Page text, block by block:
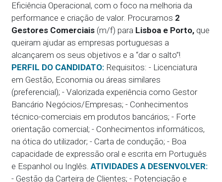
Eficiência Operacional, com o foco na melhoria da
performance e criação de valor. Procuramos 2
Gestores Comerciais (m/f) para Lisboa e Porto, que
queiram ajudar as empresas portuguesas a
alcançarem os seus objetivos e a “dar o salto”!
PERFIL DO CANDIDATO: Requisitos: - Licenciatura
em Gestão, Economia ou áreas similares
(preferencial); - Valorizada experiência como Gestor
Bancário Negócios/Empresas; - Conhecimentos
técnico-comerciais em produtos bancários; - Forte
orientação comercial; - Conhecimentos informáticos,
na ótica do utilizador; - Carta de condução; - Boa
capacidade de expressão oral e escrita em Português
e Espanhol ou Inglês.ATIVIDADES A DESENVOLVER:
- Gestão da Carteira de Clientes; - Potenciação e